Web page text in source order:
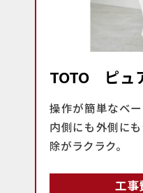
TOTO ピュ
操作が簡単なベ
内側にも外側に
除がラクラク。
工事